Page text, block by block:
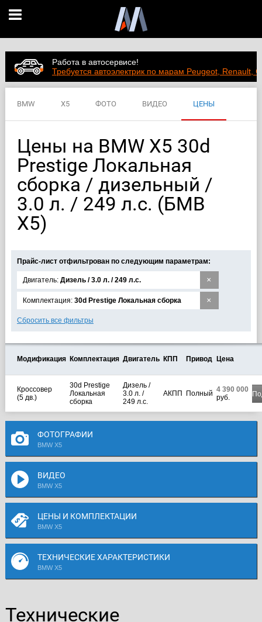
Работа в автосервисе!
Требуется автоэлектрик по марам Peugeot, Renault,
BMW X5 ФОТО ВИДЕО ЦЕНЫ
Цены на BMW X5 30d
Prestige Локальная
сборка / дизельный /
3.0 л. / 249 л.с. (БМВ
Х5)
Прайс-лист отфильтрован по следующим параметрам:
×
Двигатель: Дизель / 3.0 л. / 249 л.с.
×
Комплектация: 30d Prestige Локальная сборка
Сбросить все фильтры
Модификация Комплектация Двигатель КПП Привод Цена
Кроссовер
(5 дв.)
30d Prestige
Локальная
сборка
Дизель /
3.0 л. /
249 л.с.
АКПП Полный 4 390 000
руб.
ФОТОГРАФИИ
BMW X5
ВИДЕО
BMW X5
ЦЕНЫ И КОМПЛЕКТАЦИИ
BMW X5
ТЕХНИЧЕСКИЕ ХАРАКТЕРИСТИКИ
BMW X5
Технические